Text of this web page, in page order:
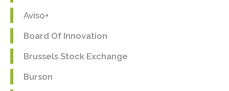
Aviso+
Board Of Innovation
Brussels Stock Exchange
Burson